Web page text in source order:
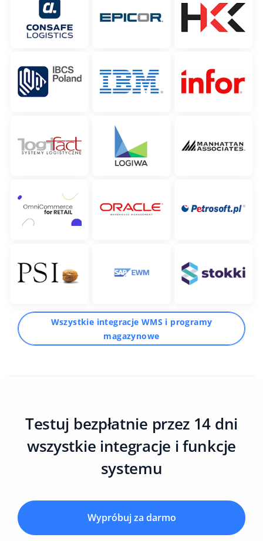
Wszystkie integracje WMS i programy
magazynowe
Testuj bezpłatnie przez 14 dni
wszystkie integracje i funkcje
systemu
Wypróbuj za darmo